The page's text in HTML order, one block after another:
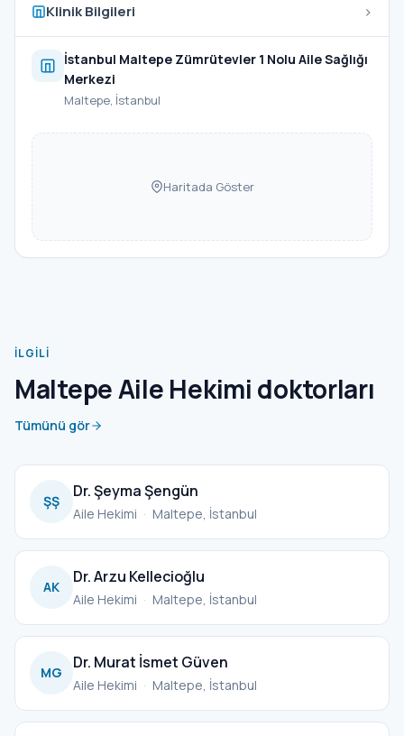
Klinik Bilgileri ›
İstanbul Maltepe Zümrütevler 1 Nolu Aile Sağlığı
Merkezi
Maltepe, İstanbul
Haritada Göster
İLGILI
Maltepe Aile Hekimi doktorları
Tümünü gör
ŞŞ
Dr. Şeyma Şengün
Aile Hekimi · Maltepe, İstanbul
AK
Dr. Arzu Kellecioğlu
Aile Hekimi · Maltepe, İstanbul
MG
Dr. Murat İsmet Güven
Aile Hekimi · Maltepe, İstanbul